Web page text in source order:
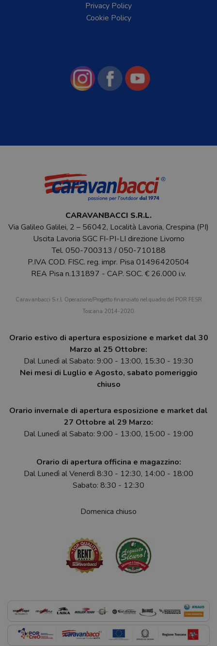
Privacy Policy
Cookie Policy
CARAVANBACCI S.R.L.
Via Galileo Galilei, 2 – 56042, Località Lavoria, Crespina (PI)
Uscita Lavoria SGC FI-PI-LI direzione Livorno
Tel. 050-700313 /050-710188
P.IVA COD. FISC. reg. impr. Pisa 01496420504
REA Pisa n.131897 - CAP. SOC. € 26.000 i.v.
Caravanbacci S.r.l. Operazione/Progetto finanziato nel quadro del POR FESR
Toscana 2014-2020.
Orario estivo di apertura esposizione e market dal 30
Marzo al 25 Ottobre:
Dal Lunedì al Sabato: 9:00 - 13:00, 15:30 - 19:30
Nei mesi di Luglio e Agosto, sabato pomeriggio
chiuso
Orario invernale di apertura esposizione e market dal
27 Ottobre al 29 Marzo:
Dal Lunedì al Sabato: 9:00 - 13:00, 15:00 - 19:00
Orario di apertura officina e magazzino:
Dal Lunedì al Venerdì 8:30 - 12:30, 14:00 - 18:00
Sabato: 8:30 - 12:30
Domenica chiuso